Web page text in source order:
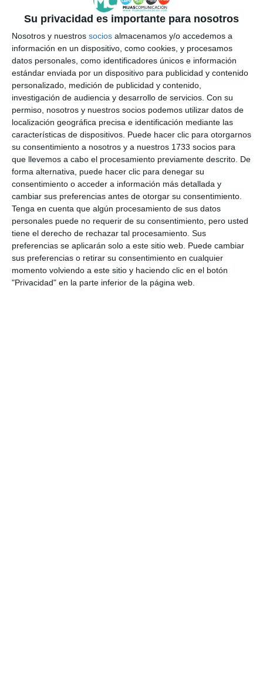
Su privacidad es importante para nosotros
Nosotros y nuestros socios almacenamos y/o accedemos a
información en un dispositivo, como cookies, y procesamos
datos personales, como identificadores únicos e información
estándar enviada por un dispositivo para publicidad y contenido
personalizado, medición de publicidad y contenido,
investigación de audiencia y desarrollo de servicios. Con su
permiso, nosotros y nuestros socios podemos utilizar datos de
localización geográfica precisa e identificación mediante las
características de dispositivos. Puede hacer clic para otorgarnos
su consentimiento a nosotros y a nuestros 1733 socios para
que llevemos a cabo el procesamiento previamente descrito. De
forma alternativa, puede hacer clic para denegar su
consentimiento o acceder a información más detallada y
cambiar sus preferencias antes de otorgar su consentimiento.
Tenga en cuenta que algún procesamiento de sus datos
personales puede no requerir de su consentimiento, pero usted
tiene el derecho de rechazar tal procesamiento. Sus
preferencias se aplicarán solo a este sitio web. Puede cambiar
sus preferencias o retirar su consentimiento en cualquier
momento volviendo a este sitio y haciendo clic en el botón
"Privacidad" en la parte inferior de la página web.